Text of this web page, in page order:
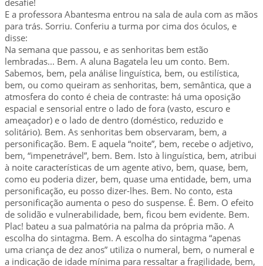
E a professora Abantesma entrou na sala de aula com as mãos
para trás. Sorriu. Conferiu a turma por cima dos óculos, e
disse:
Na semana que passou, e as senhoritas bem estão
lembradas... Bem. A aluna Bagatela leu um conto. Bem.
Sabemos, bem, pela análise linguística, bem, ou estilística,
bem, ou como queiram as senhoritas, bem, semântica, que a
atmosfera do conto é cheia de contraste: há uma oposição
espacial e sensorial entre o lado de fora (vasto, escuro e
ameaçador) e o lado de dentro (doméstico, reduzido e
solitário). Bem. As senhoritas bem observaram, bem, a
personificação. Bem. E aquela “noite”, bem, recebe o adjetivo,
bem, “impenetrável”, bem. Bem. Isto à linguística, bem, atribui
à noite características de um agente ativo, bem, quase, bem,
como eu poderia dizer, bem, quase uma entidade, bem, uma
personificação, eu posso dizer-lhes. Bem. No conto, esta
personificação aumenta o peso do suspense. É. Bem. O efeito
de solidão e vulnerabilidade, bem, ficou bem evidente. Bem.
Plac! bateu a sua palmatória na palma da própria mão. A
escolha do sintagma. Bem. A escolha do sintagma “apenas
uma criança de dez anos” utiliza o numeral, bem, o numeral e
a indicação de idade mínima para ressaltar a fragilidade, bem,